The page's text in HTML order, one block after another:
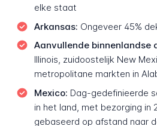
elke staat
Arkansas: Ongeveer 45%
Aanvullende binnenlandse
Illinois, zuidoostelijk New
metropolitane markten in
Mexico: Dag-gedefinieerde
in het land, met bezorging in
gebaseerd op afstand naar